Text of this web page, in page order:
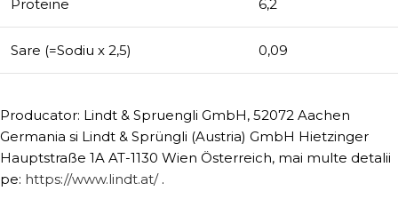
Proteine 6,2
Sare (=Sodiu x 2,5) 0,09
Producator: Lindt & Spruengli GmbH, 52072 Aachen
Germania si Lindt & Sprüngli (Austria) GmbH Hietzinger
Hauptstraße 1A AT-1130 Wien Österreich, mai multe detalii
pe: https://www.lindt.at/.